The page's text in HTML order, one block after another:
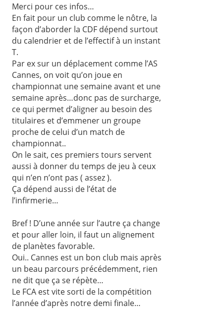
Merci pour ces infos…
En fait pour un club comme le nôtre, la
façon d’aborder la CDF dépend surtout
du calendrier et de l’effectif à un instant
T.
Par ex sur un déplacement comme l’AS
Cannes, on voit qu’on joue en
championnat une semaine avant et une
semaine après…donc pas de surcharge,
ce qui permet d’aligner au besoin des
titulaires et d’emmener un groupe
proche de celui d’un match de
championnat..
On le sait, ces premiers tours servent
aussi à donner du temps de jeu à ceux
qui n’en n’ont pas ( assez ).
Ça dépend aussi de l’état de
l’infirmerie…
Bref ! D’une année sur l’autre ça change
et pour aller loin, il faut un alignement
de planètes favorable.
Oui.. Cannes est un bon club mais après
un beau parcours précédemment, rien
ne dit que ça se répète…
Le FCA est vite sorti de la compétition
l’année d’après notre demi finale…